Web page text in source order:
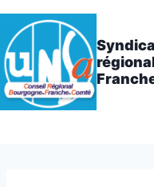
Aller
au
contenu